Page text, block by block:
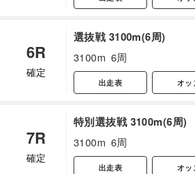
6R
確定
選抜戦 3100m(6周)
3100m 6周
出走表 オッ
7R
確定
特別選抜戦 3100m(6周)
3100m 6周
出走表 オッ